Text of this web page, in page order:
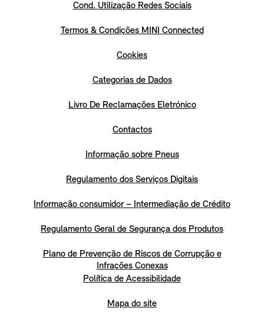
Cond. Utilização Redes Sociais
Termos & Condições MINI Connected
Cookies
Categorias de Dados
Livro De Reclamações Eletrónico
Contactos
Informação sobre Pneus
Regulamento dos Serviços Digitais
Informação consumidor – Intermediação de Crédito
Regulamento Geral de Segurança dos Produtos
Plano de Prevenção de Riscos de Corrupção e
Infrações Conexas
Política de Acessibilidade
Mapa do site